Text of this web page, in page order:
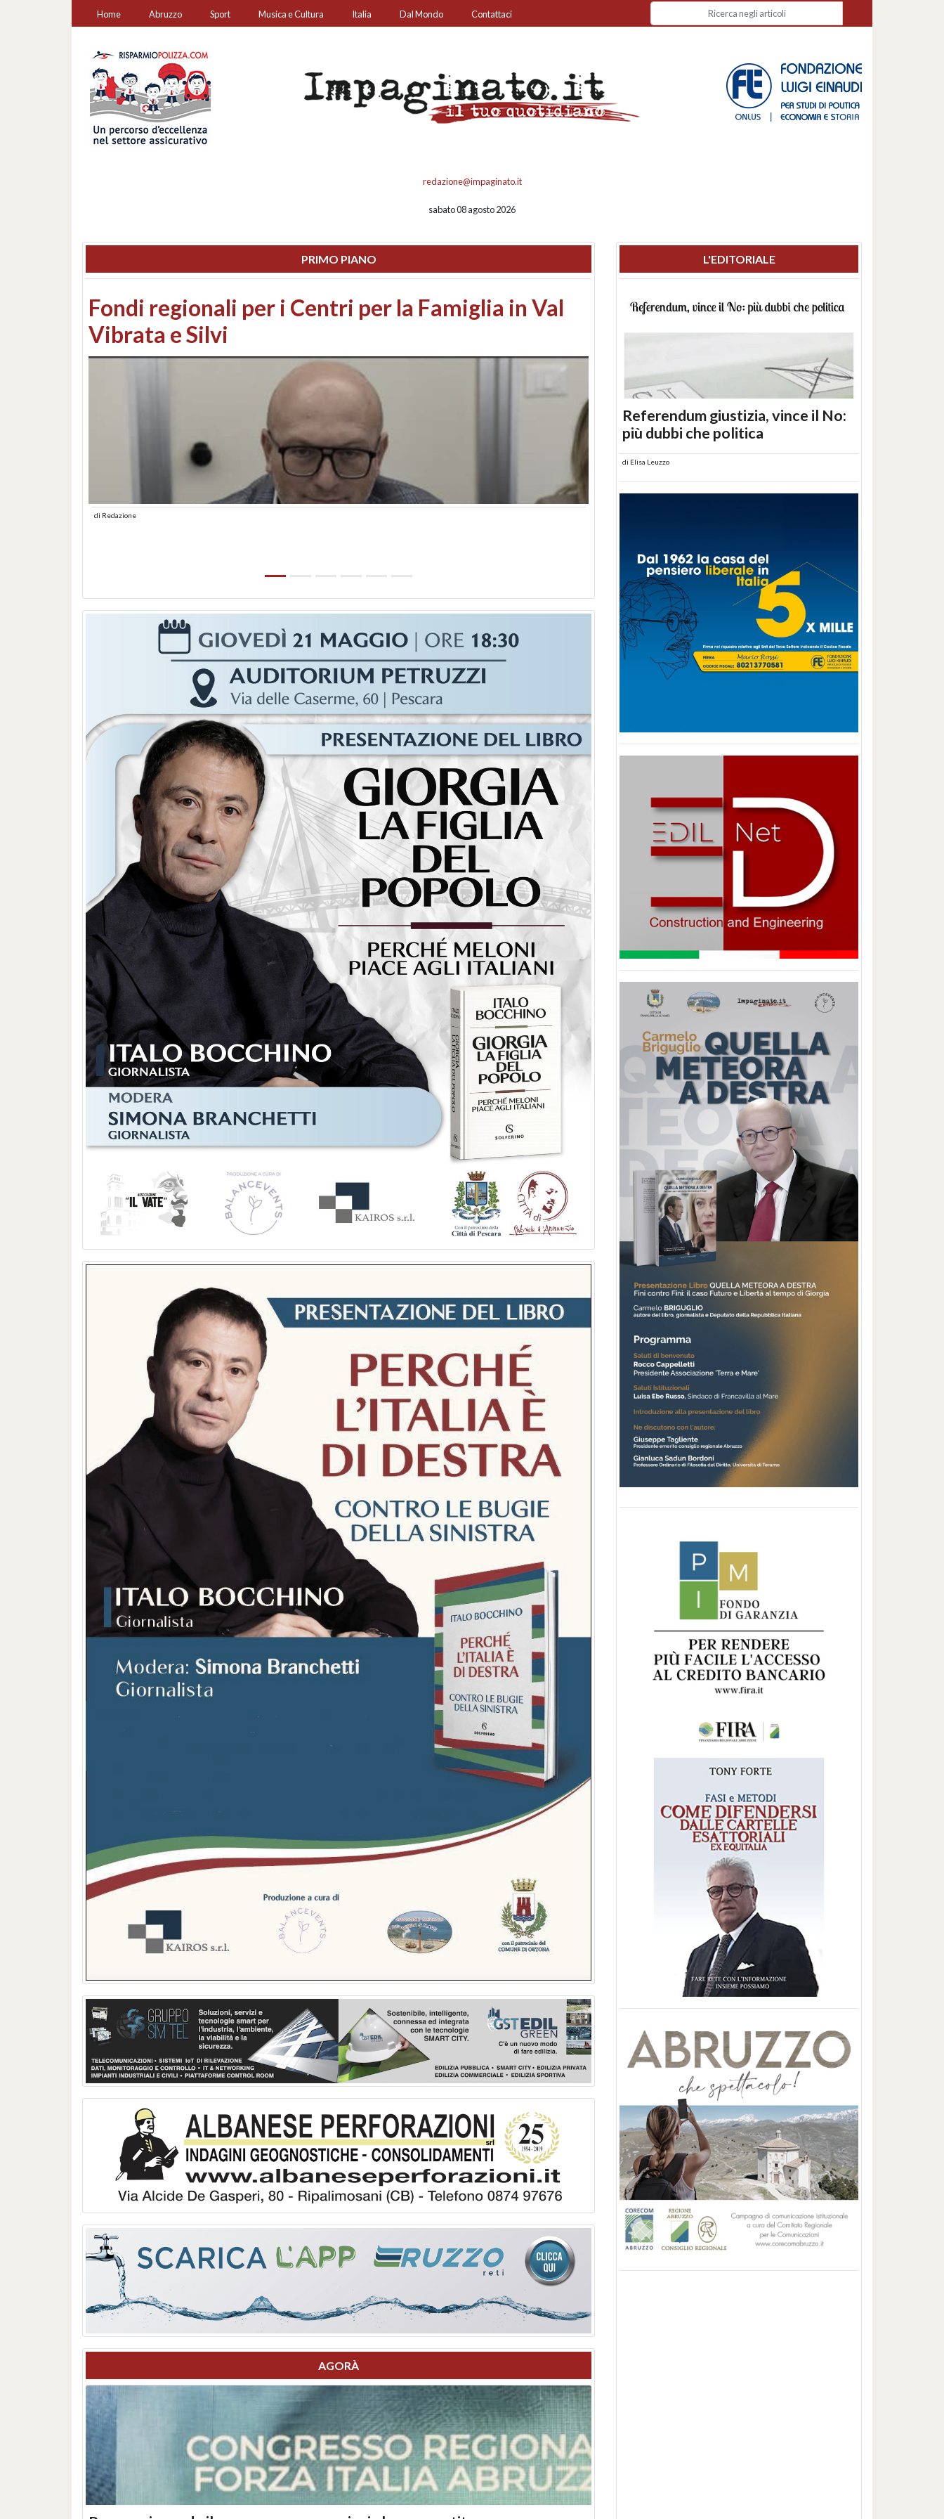
Home Abruzzo Sport Musica e Cultura Italia Dal Mondo Contattaci
redazione@impaginato.it
sabato 08 agosto 2026
PRIMO PIANO
Montesilvano, sequestrato un chiosco sul
lungomare: contestati abusi edilizi e occupazione
abusiva
AGORÀ
L'EDITORIALE
Referendum giustizia, vince il No:
più dubbi che politica
di Elisa Leuzzo